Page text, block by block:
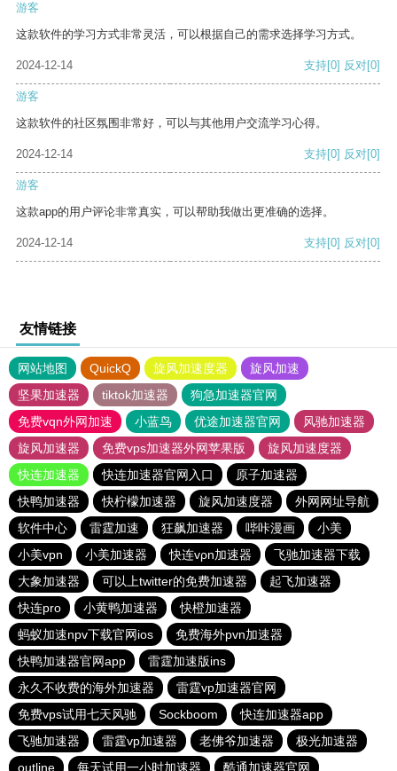
游客
这款软件的学习方式非常灵活，可以根据自己的需求选择学习方式。
2024-12-14 支持[0] 反对[0]
游客
这款软件的社区氛围非常好，可以与其他用户交流学习心得。
2024-12-14 支持[0] 反对[0]
游客
这款app的用户评论非常真实，可以帮助我做出更准确的选择。
2024-12-14 支持[0] 反对[0]
友情链接
网站地图 QuickQ 旋风加速度器
旋风加速
坚果加速器
tiktok加速器
狗急加速器官网
免费vqn外网加速
小蓝鸟 优途加速器官网
风驰加速器
旋风加速器
免费vps加速器外网苹果版
旋风加速度器
快连加速器
快连加速器官网入口
原子加速器
快鸭加速器
快柠檬加速器 旋风加速度器
外网网址导航
软件中心
雷霆加速 狂飙加速器 哔咔漫画
小美
小美vpn
小美加速器 快连vρn加速器
飞驰加速器下载
大象加速器
可以上twitter的免费加速器
起飞加速器
快连pro
小黄鸭加速器
快橙加速器
蚂蚁加速npv下载官网ios
免费海外pvn加速器
快鸭加速器官网app
雷霆加速版ins
永久不收费的海外加速器
雷霆vp加速器官网
免费vps试用七天风驰
Sockboom
快连加速器app
飞驰加速器
雷霆vp加速器 老佛爷加速器
极光加速器
outline
每天试用一小时加速器 酷通加速器官网